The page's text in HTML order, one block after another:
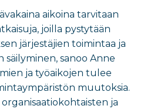
aikoina tarvitaan
joilla pystytään
järjestäjien toimintaa ja
sanoo Anne
ja työaikojen tulee
muutoksia.
ja